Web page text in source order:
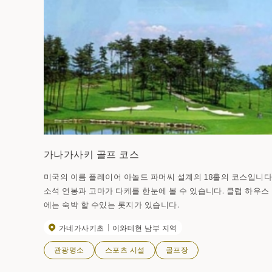
가나가사키 골프 코스
미국의 이름 플레이어 아놀드 파머씨 설계의 18홀의 코스입니
소석 연봉과 고마가 다케를 한눈에 볼 수 있습니다. 클럽 하우스
에는 숙박 할 수있는 롯지가 있습니다.
가네가사키초 이와테현 남부 지역
관광명소 스포츠 시설 골프장